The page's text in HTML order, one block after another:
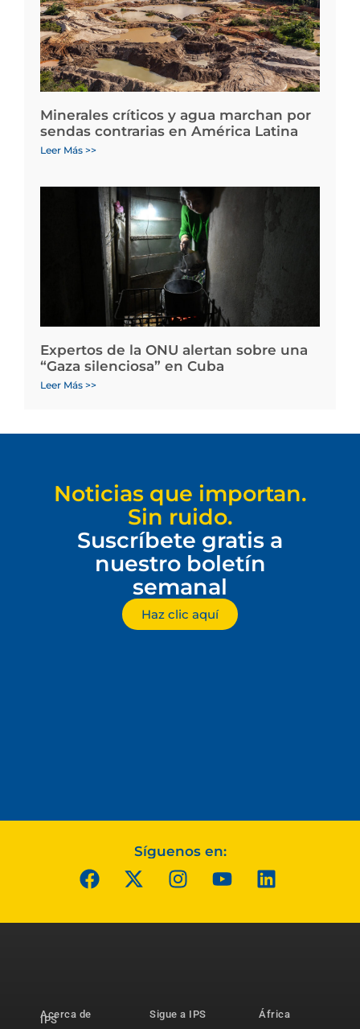
Minerales críticos y agua marchan por
sendas contrarias en América Latina
Leer Más >>
Expertos de la ONU alertan sobre una
“Gaza silenciosa” en Cuba
Leer Más >>
Noticias que importan.
Sin ruido.
Suscríbete gratis a
nuestro boletín
semanal
Haz clic aquí
Síguenos en:
Acerca de
IPS
Sigue a IPS
África